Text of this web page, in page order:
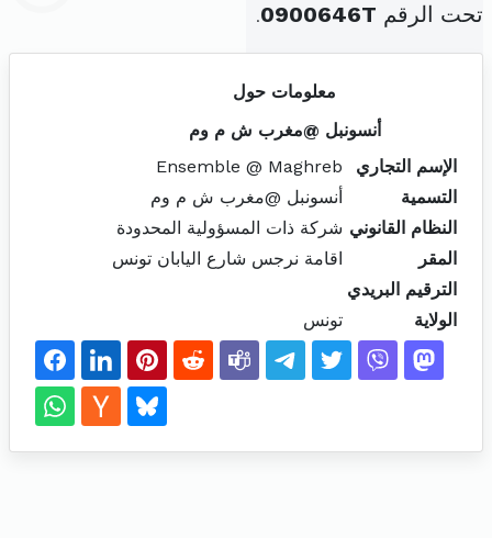
تحت الرقم 0900646T
.
معلومات حول
أنسونبل @مغرب ش م وم
الإسم التجاري
Ensemble @ Maghreb
التسمية
أنسونبل @مغرب ش م وم
النظام القانوني شركة ذات المسؤولية المحدودة
المقر
اقامة نرجس شارع اليابان تونس
الترقيم البريدي
الولاية
تونس